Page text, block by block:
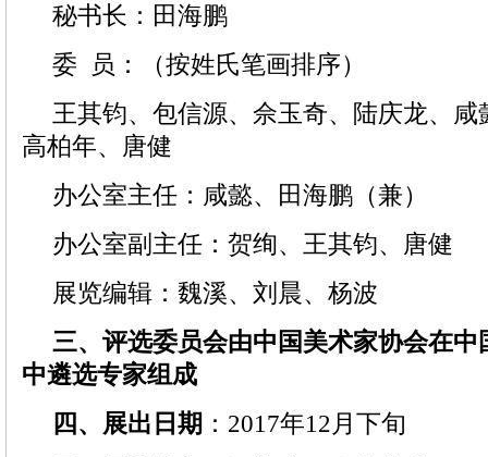
秘书长：田海鹏
委 员：（按姓氏笔画排序）
王其钧、包信源、佘玉奇、陆庆龙、
高柏年、唐健
办公室主任：咸懿、田海鹏（兼）
办公室副主任：贺绚、王其钧、唐健
展览编辑：魏溪、刘晨、杨波
三、评选委员会由中国美术家协会在
中遴选专家组成
四、展出日期 ：2017年12月下旬